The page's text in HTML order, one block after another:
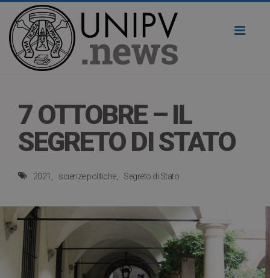
7 OTTOBRE – IL
SEGRETO DI STATO
2021 scienze politiche Segreto di Stato